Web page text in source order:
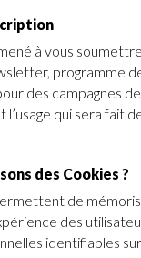
à vous
programme
des campagnes
qui sera fait
des Cookies ?
de
des
identifiables